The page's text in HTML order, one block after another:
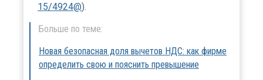
15/4924@).
Больше по теме:
Новая безопасная доля вычетов НДС: как фирме
определить свою и пояснить превышение